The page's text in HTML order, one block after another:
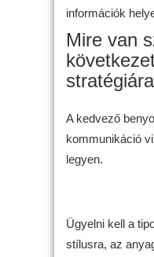
információk
Mire van
stratégiára
A kedvező
kommunikáció
legyen.
Ügyelni kell a
stílusra, az